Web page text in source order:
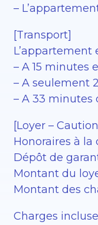
–
[Transport]
– A 15 minutes
– A seulement
– A 33 minutes
[Loyer –
Honoraires à la
Dépôt de
Montant du
Montant des
Charges